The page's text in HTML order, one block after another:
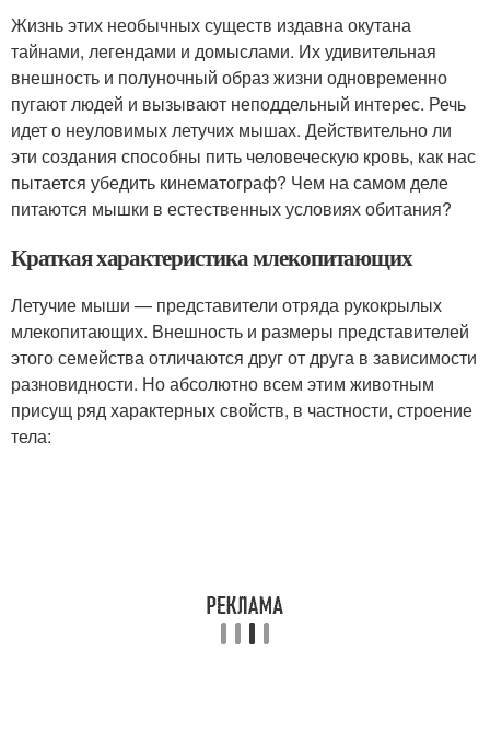
Жизнь этих необычных существ издавна окутана
тайнами, легендами и домыслами. Их удивительная
внешность и полуночный образ жизни одновременно
пугают людей и вызывают неподдельный интерес. Речь
идет о неуловимых летучих мышах. Действительно ли
эти создания способны пить человеческую кровь, как нас
пытается убедить кинематограф? Чем на самом деле
питаются мышки в естественных условиях обитания?
Краткая характеристика млекопитающих
Летучие мыши — представители отряда рукокрылых
млекопитающих. Внешность и размеры представителей
этого семейства отличаются друг от друга в зависимости
разновидности. Но абсолютно всем этим животным
присущ ряд характерных свойств, в частности, строение
тела: